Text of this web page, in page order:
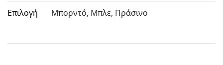
Επιλογή Μπορντό, Μπλε, Πράσινο